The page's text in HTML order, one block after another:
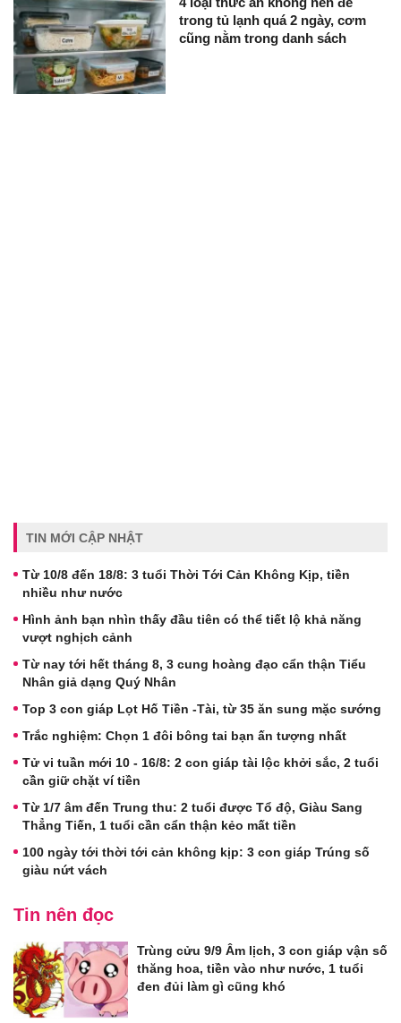
trong tủ lạnh quá 2 ngày, cơm
cũng nằm trong danh sách
TIN MỚI CẬP NHẬT
Từ 10/8 đến 18/8: 3 tuổi Thời Tới Cản Không Kịp, tiền
nhiều như nước
Hình ảnh bạn nhìn thấy đầu tiên có thể tiết lộ khả năng
vượt nghịch cảnh
Từ nay tới hết tháng 8, 3 cung hoàng đạo cẩn thận Tiểu
Nhân giả dạng Quý Nhân
Top 3 con giáp Lọt Hố Tiền -Tài, từ 35 ăn sung mặc sướng
Trắc nghiệm: Chọn 1 đôi bông tai bạn ấn tượng nhất
Tử vi tuần mới 10 - 16/8: 2 con giáp tài lộc khởi sắc, 2 tuổi
cần giữ chặt ví tiền
Từ 1/7 âm đến Trung thu: 2 tuổi được Tổ độ, Giàu Sang
Thẳng Tiến, 1 tuổi cần cẩn thận kẻo mất tiền
100 ngày tới thời tới cản không kịp: 3 con giáp Trúng số
giàu nứt vách
Tin nên đọc
Trùng cửu 9/9 Âm lịch, 3 con giáp vận số
thăng hoa, tiền vào như nước, 1 tuổi
đen đủi làm gì cũng khó